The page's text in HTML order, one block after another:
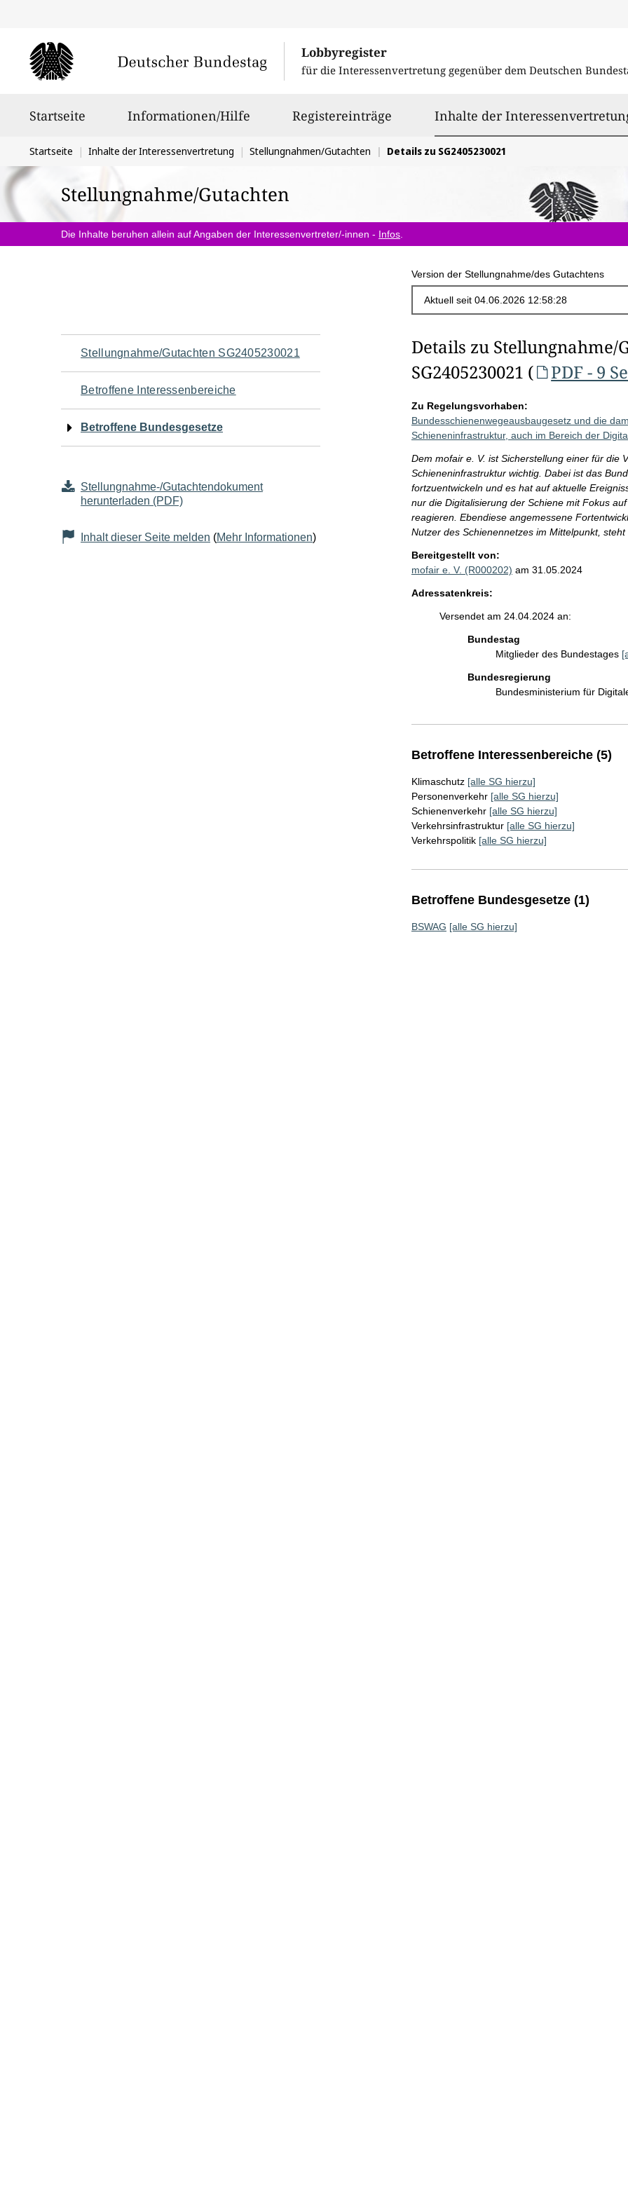
Lobbyregister
für die Interessenvertretung gegenüber dem Deutschen
Startseite Informationen/Hilfe Registereinträge Inhalte der
Sie
befinden
sich
hier:
Startseite Inhalte der Interessenvertretung Stellungnahmen/Gutachten Details zu SG2405230021
Stellungnahme/Gutachten
Die Inhalte beruhen allein auf Angaben der Interessenvertreter/-innen - Infos
Version der Stellungnahme/des Gutachtens
Navigation
für
den
Seiteninhalt
Stellungnahme/Gutachten SG2405230021
Betroffene Interessenbereiche
Betroffene Bundesgesetze
Stellungnahme-/Gutachtendokument
herunterladen (PDF)
Inhalt dieser Seite melden (Mehr Informationen)
Details zu Stellungnahme/
SG2405230021 (
PDF - 9
Zu Regelungsvorhaben:
Bundesschienenwegeausbaugesetz und die
Schieneninfrastruktur, auch im Bereich der
Dem mofair e. V. ist Sicherstellung einer für die
Schieneninfrastruktur wichtig. Dabei ist das
fortzuentwickeln und es hat auf aktuelle
nur die Digitalisierung der Schiene mit Fokus
reagieren. Ebendiese angemessene
Nutzer des Schienennetzes im Mittelpunkt,
Bereitgestellt von:
mofair e. V. (R000202) am 31.05.2024
Adressatenkreis:
Versendet am 24.04.2024 an:
Bundestag
Mitglieder des Bundestages
Bundesregierung
Bundesministerium für
Betroffene Interessenbereiche (5)
Klimaschutz [alle SG hierzu]
Personenverkehr [alle SG hierzu]
Schienenverkehr [alle SG hierzu]
Verkehrsinfrastruktur [alle SG hierzu]
Verkehrspolitik [alle SG hierzu]
Betroffene Bundesgesetze (1)
BSWAG [alle SG hierzu]